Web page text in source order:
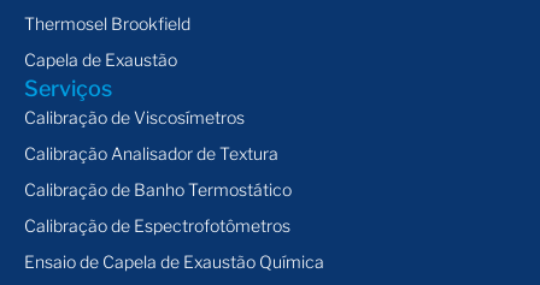
Thermosel Brookfield
Capela de Exaustão
Serviços
Calibração de Viscosímetros
Calibração Analisador de Textura
Calibração de Banho Termostático
Calibração de Espectrofotômetros
Ensaio de Capela de Exaustão Química